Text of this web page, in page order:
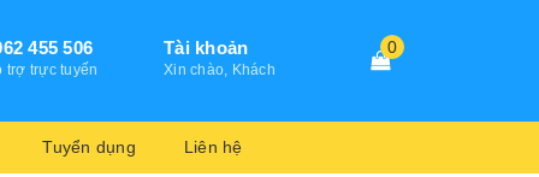
455 506
trợ trực tuyến
Tài khoản
Xin chào, Khách
0
Tuyển dụng Liên hệ